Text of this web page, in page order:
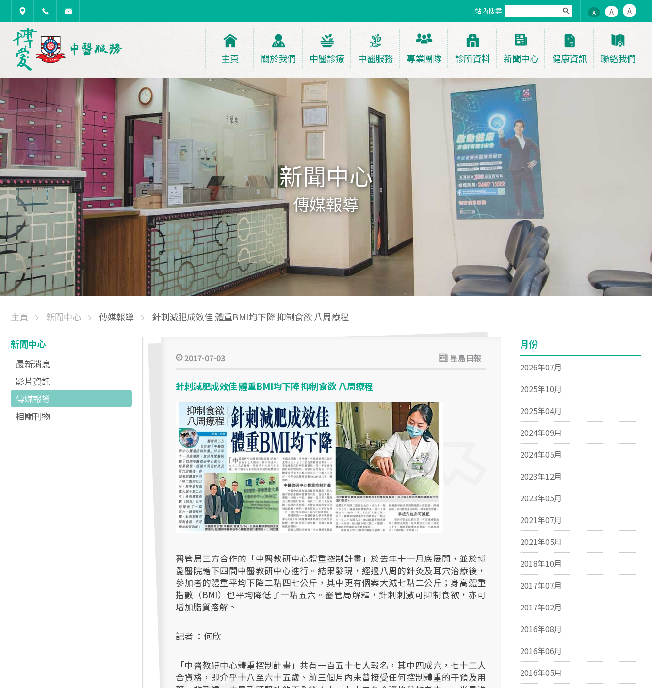
站內搜尋 A A A
主頁 關於我們 中醫診療 中醫服務 專業團隊 診所資料 新聞中心 健康資訊 聯絡我們
新聞中心
傳媒報導
主頁 新聞中心 傳媒報導 針刺減肥成效佳 體重BMI均下降 抑制食欲 八周療程
新聞中心
最新消息
影片資訊
傳媒報導
相關刊物
2017-07-03 星島日報
針刺減肥成效佳 體重BMI均下降 抑制食欲 八周療程
醫管局三方合作的「中醫教研中心體重控制計畫」於去年十一月底展開，並於博
愛醫院轄下四間中醫教研中心進行。結果發現，經過八周的針灸及耳穴治療後，
參加者的體重平均下降二點四七公斤，其中更有個案大減七點二公斤；身高體重
指數（BMI）也平均降低了一點五六。醫管局解釋，針刺刺激可抑制食欲，亦可
增加脂質溶解。
記者 ：何欣
「中醫教研中心體重控制計畫」共有一百五十七人報名，其中四成六，七十二人
合資格，即介乎十八至六十五歲、前三個月內未曾接受任何控制體重的干預及用
月份
2026年07月
2025年10月
2025年04月
2024年09月
2024年05月
2023年12月
2023年05月
2021年07月
2021年05月
2018年10月
2017年07月
2017年02月
2016年08月
2016年06月
2016年05月